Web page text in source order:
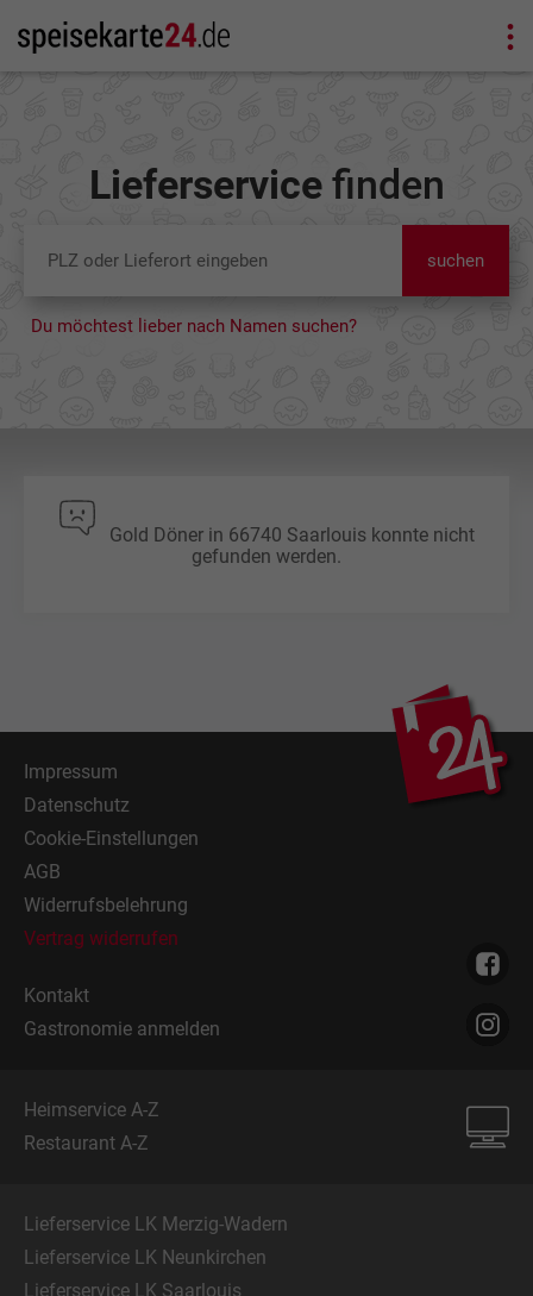
Lieferservicefinden
suchen
Du möchtest lieber nach Namen suchen?
Gold Döner in 66740 Saarlouis konnte nicht
gefunden werden.
Impressum
Datenschutz
Cookie-Einstellungen
AGB
Widerrufsbelehrung
Vertrag widerrufen
Kontakt
Gastronomie anmelden
Heimservice A-Z
Restaurant A-Z
Lieferservice LK Merzig-Wadern
Lieferservice LK Neunkirchen
Lieferservice LK Saarlouis